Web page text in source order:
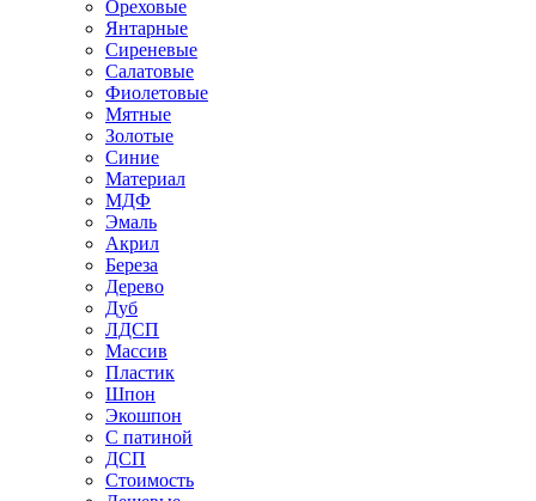
Ореховые
Янтарные
Сиреневые
Салатовые
Фиолетовые
Мятные
Золотые
Синие
Материал
МДФ
Эмаль
Акрил
Береза
Дерево
Дуб
ЛДСП
Массив
Пластик
Шпон
Экошпон
С патиной
ДСП
Стоимость